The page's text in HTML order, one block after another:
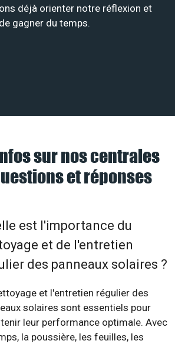
déjà orienter notre réflexion et
gagner du temps.
sur nos centrales
et réponses
est l'importance du
et de l'entretien
des panneaux solaires ?
et l'entretien régulier des
solaires sont essentiels pour
leur performance optimale. Avec
la poussière, les feuilles, les